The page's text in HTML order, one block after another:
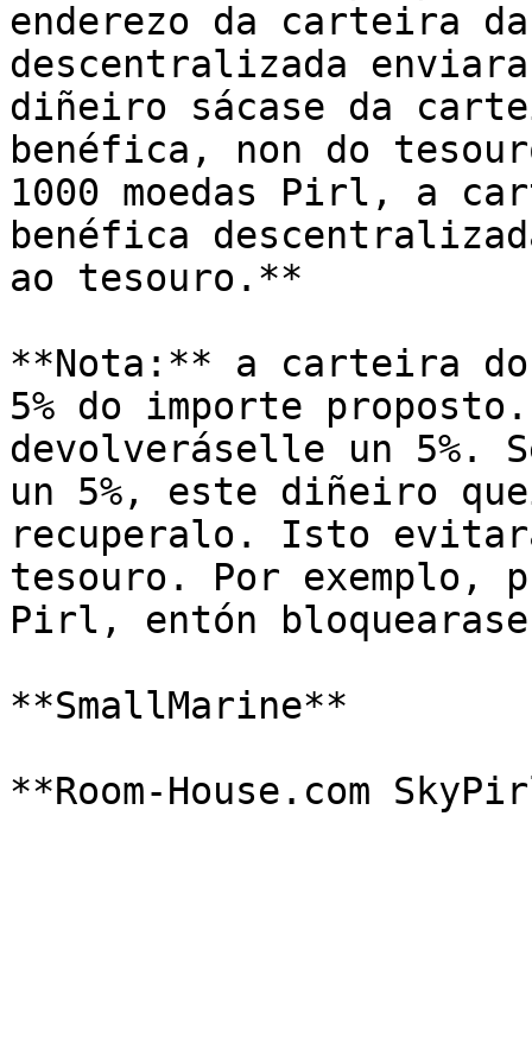
enderezo da carteira
descentralizada
diñeiro sácase da
benéfica, non do
1000 moedas Pirl, a
benéfica
ao tesouro.**
**Nota:** a carteira do
5% do importe
devolveráselle un 5%.
un 5%, este diñeiro
recuperalo. Isto
tesouro. Por exemplo,
Pirl, entón
**SmallMarine**